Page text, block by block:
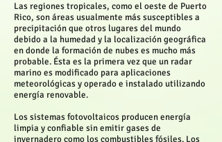
Las regiones tropicales, como el oeste de Puerto
Rico, son áreas usualmente más susceptibles a
precipitación que otros lugares del mundo
debido a la humedad y la localización geográfica
en donde la formación de nubes es mucho más
probable. Ésta es la primera vez que un radar
marino es modificado para aplicaciones
meteorológicas y operado e instalado utilizando
energía renovable.
Los sistemas fotovoltaicos producen energía
limpia y confiable sin emitir gases de
invernadero como los combustibles fósiles. Los